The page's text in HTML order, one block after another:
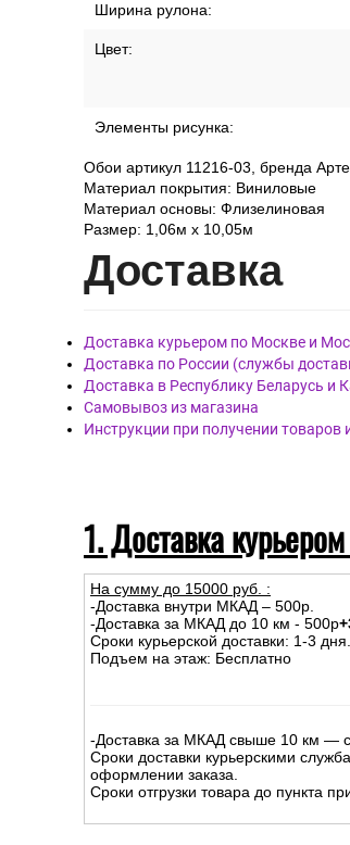
Ширина рулона:
Цвет:
Элементы рисунка:
Обои артикул 11216-03, бренда
Материал покрытия: Виниловые
Материал основы: Флизелиновая
Размер: 1,06м х 10,05м
Доставка
Доставка курьером по Москве и
Доставка по России (службы
Доставка в Республику Беларусь и
Самовывоз из магазина
Инструкции при получении товаров
1. Доставка
На сумму до 15000 руб. :
-Доставка внутри МКАД – 500р.
-Доставка за МКАД до 10 км - 500р
Сроки курьерской доставки: 1-3 дня.
Подъем на этаж: Бесплатно
-Доставка за МКАД свыше 10 км —
Сроки доставки курьерскими
оформлении заказа.
Сроки отгрузки товара до пункта